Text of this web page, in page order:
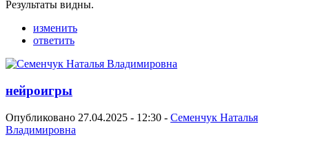
Результаты видны.
изменить
ответить
нейроигры
Опубликовано 27.04.2025 - 12:30 - Семенчук Наталья
Владимировна